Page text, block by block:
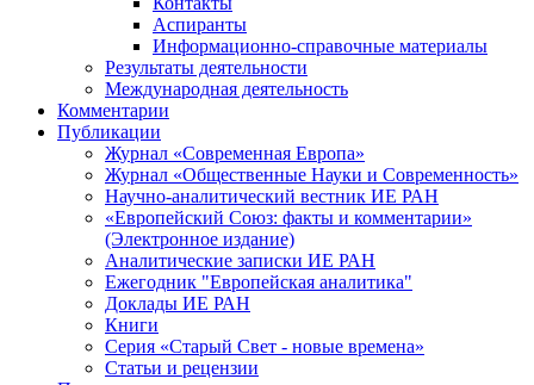
Аспиранты
Информационно-справочные материалы
Результаты деятельности
Международная деятельность
Комментарии
Публикации
Журнал «Современная Европа»
Журнал «Общественные Науки и Современность»
Научно-аналитический вестник ИЕ РАН
«Европейский Союз: факты и комментарии»
(Электронное издание)
Аналитические записки ИЕ РАН
Ежегодник "Европейская аналитика"
Доклады ИЕ РАН
Книги
Серия «Старый Свет - новые времена»
Статьи и рецензии